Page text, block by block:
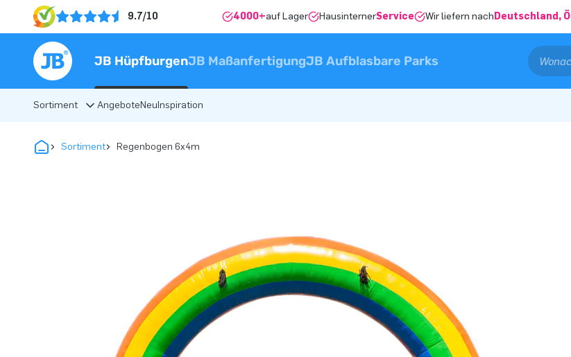
9.7/10 4000+auf Lager HausinternerService Wir liefern nach Deutschland,
JB HüpfburgenJB MaßanfertigungJB Aufblasbare Parks
Sortiment AngeboteNeuInspiration
Sortiment Regenbogen 6x4m